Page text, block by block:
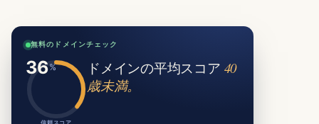
無料のドメインチェック
ドメインの平均スコア 40
歳未満。